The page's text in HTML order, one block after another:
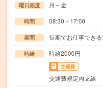
曜日頻度 月～金
時間 08:30～17:00
期間 長期でお仕事できる
時給 時給2000円
交通費
交通費規定内支給